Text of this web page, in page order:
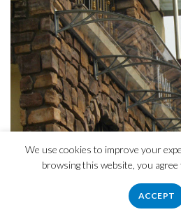
We use cookies to improve your
browsing this website, you
ACCEPT